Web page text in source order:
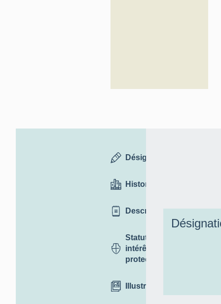
Désignation
Historique
Description
Statut,
intérêt et
protection
Illustrations